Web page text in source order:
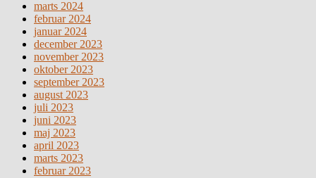
marts 2024
februar 2024
januar 2024
december 2023
november 2023
oktober 2023
september 2023
august 2023
juli 2023
juni 2023
maj 2023
april 2023
marts 2023
februar 2023